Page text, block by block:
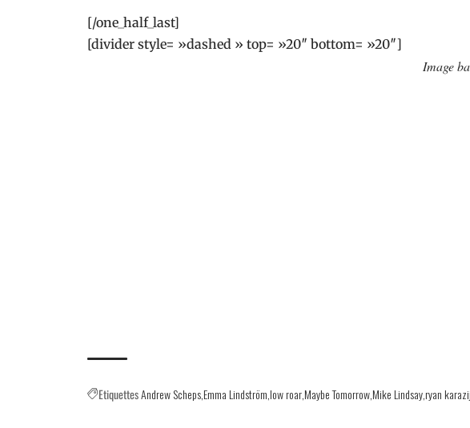
[/one_half_last]
[divider style= »dashed » top= »20″ bottom= »20″]
Image
EtiquettesAndrew SchepsEmma Lindström low roarMaybe TomorrowMike Lindsayryan